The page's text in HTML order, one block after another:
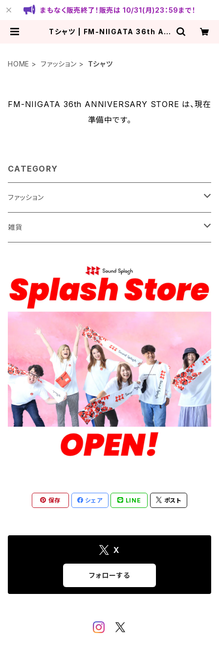
まもなく販売終了！販売は 10/31(月)23：59まで！
Tシャツ | FM-NIIGATA 36th AN
HOME ファッション Tシャツ
FM-NIIGATA 36th ANNIVERSARY STORE は、現在
準備中です。
CATEGORY
ファッション
Tシャツ
ロンT
雑貨
モバイルバッテリー
保存 シェア LINE ポスト
X
フォローする